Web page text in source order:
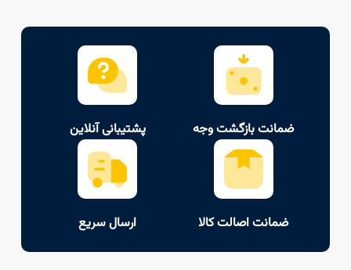
ضمانت بازگشت وجه پشتیبانی آنلاین
ضمانت اصالت کالا ارسال سریع